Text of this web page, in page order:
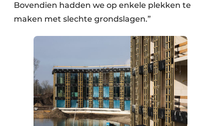
Bovendien hadden we op enkele plekken te
maken met slechte grondslagen.”